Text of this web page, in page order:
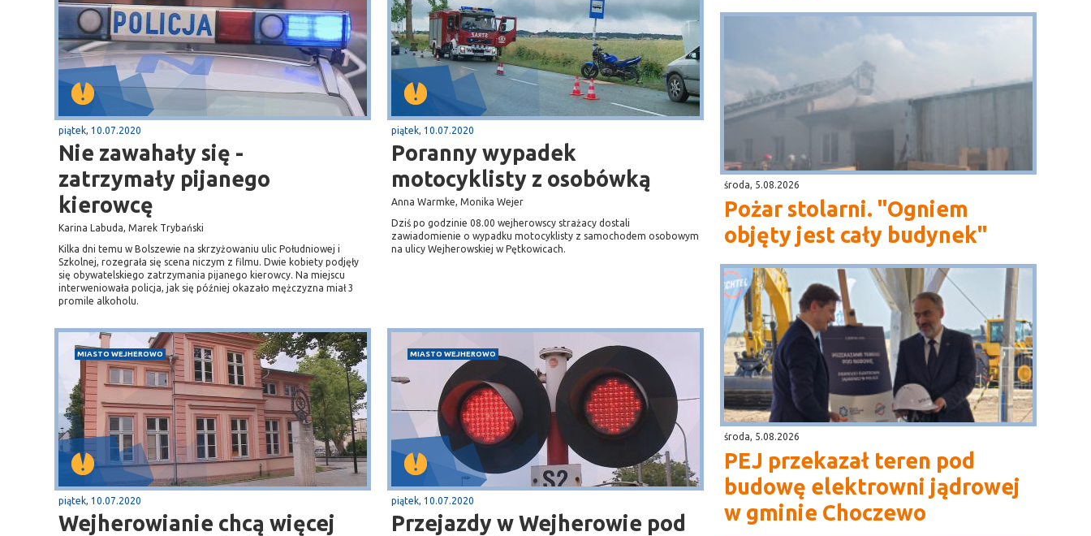
piątek, 10.07.2020
Nie zawahały się -
zatrzymały pijanego
kierowcę
Karina Labuda, Marek Trybański
Kilka dni temu w Bolszewie na skrzyżowaniu ulic Południowej i
Szkolnej, rozegrała się scena niczym z filmu. Dwie kobiety podjęły
się obywatelskiego zatrzymania pijanego kierowcy. Na miejscu
interweniowała policja, jak się później okazało mężczyzna miał 3
promile alkoholu.
piątek, 10.07.2020
Poranny wypadek
motocyklisty z osobówką
Anna Warmke, Monika Wejer
Dziś po godzinie 08.00 wejherowscy strażacy dostali
zawiadomienie o wypadku motocyklisty z samochodem osobowym
na ulicy Wejherowskiej w Pętkowicach.
MIASTO WEJHEROWO
piątek, 10.07.2020
Wejherowianie chcą więcej
MIASTO WEJHEROWO
piątek, 10.07.2020
Przejazdy w Wejherowie pod
środa, 5.08.2026
Pożar stolarni. "Ogniem
objęty jest cały budynek"
środa, 5.08.2026
PEJ przekazał teren pod
budowę elektrowni jądrowej
w gminie Choczewo